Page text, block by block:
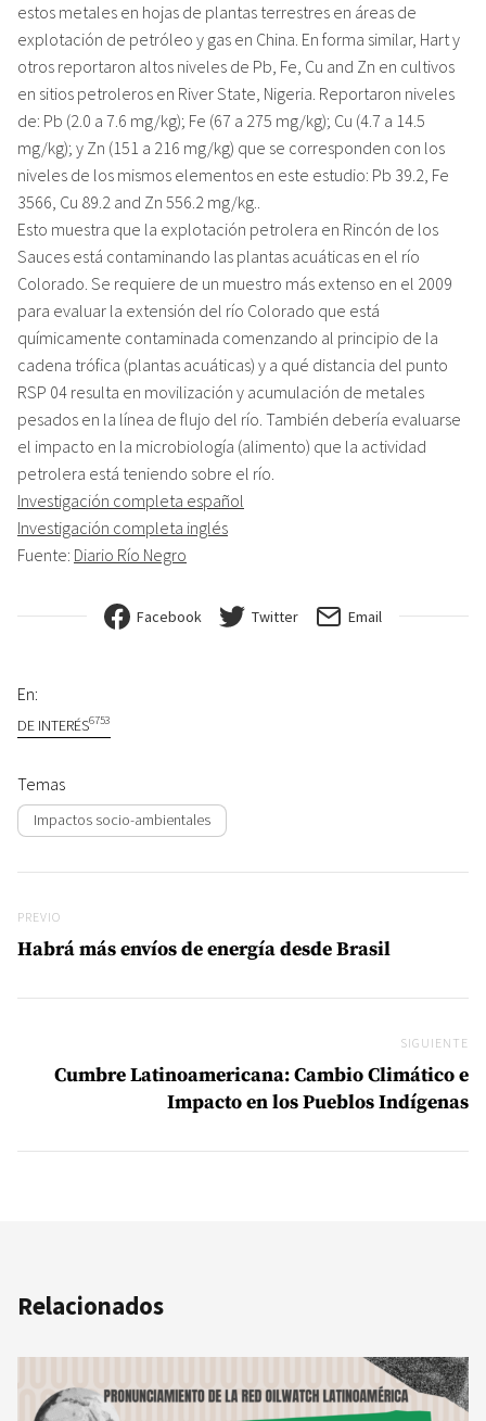
estos metales en hojas de plantas terrestres en áreas de
explotación de petróleo y gas en China. En forma similar, Hart y
otros reportaron altos niveles de Pb, Fe, Cu and Zn en cultivos
en sitios petroleros en River State, Nigeria. Reportaron niveles
de: Pb (2.0 a 7.6 mg/kg); Fe (67 a 275 mg/kg); Cu (4.7 a 14.5
mg/kg); y Zn (151 a 216 mg/kg) que se corresponden con los
niveles de los mismos elementos en este estudio: Pb 39.2, Fe
3566, Cu 89.2 and Zn 556.2 mg/kg..
Esto muestra que la explotación petrolera en Rincón de los
Sauces está contaminando las plantas acuáticas en el río
Colorado. Se requiere de un muestro más extenso en el 2009
para evaluar la extensión del río Colorado que está
químicamente contaminada comenzando al principio de la
cadena trófica (plantas acuáticas) y a qué distancia del punto
RSP 04 resulta en movilización y acumulación de metales
pesados en la línea de flujo del río. También debería evaluarse
el impacto en la microbiología (alimento) que la actividad
petrolera está teniendo sobre el río.
Investigación completa español
Investigación completa inglés
Fuente: Diario Río Negro
Facebook Twitter Email
En:
DE INTERÉS6753
Temas
Impactos socio-ambientales
Previo
PREVIO
Habrá más envíos de energía desde Brasil
SIGUIENTE
Cumbre Latinoamericana: Cambio Climático e
Impacto en los Pueblos Indígenas
Relacionados